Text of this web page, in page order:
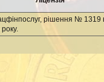
рішення № 1319